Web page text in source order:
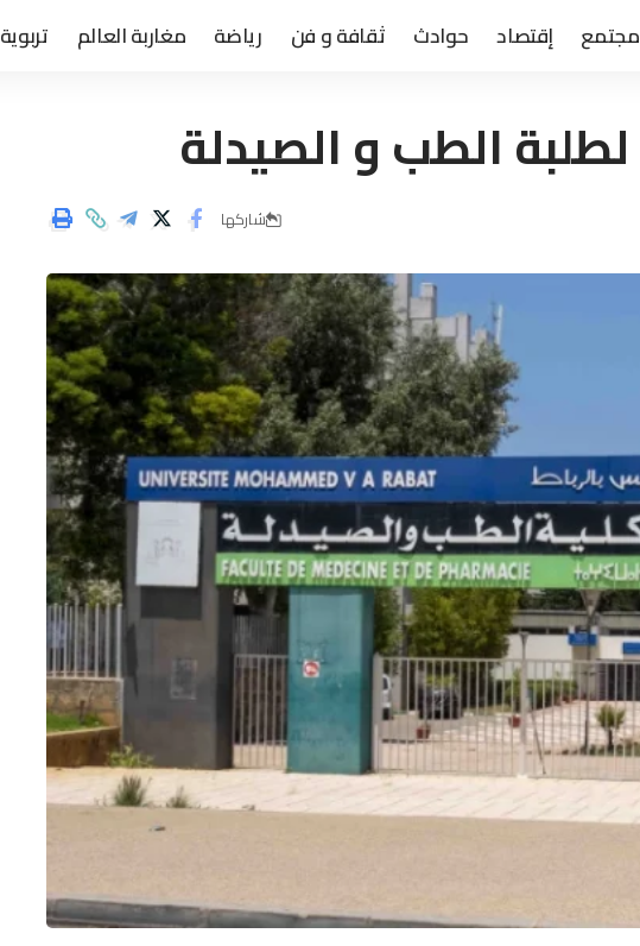
مجتمع إقتصاد حوادث ثقافة و فن رياضة مغاربة العالم تربوية
الطب و الصيدلة
شاركها